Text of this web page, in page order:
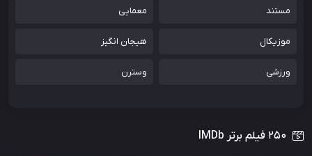
مستند معمایی
موزیکال هیجان انگیز
ورزشی وسترن